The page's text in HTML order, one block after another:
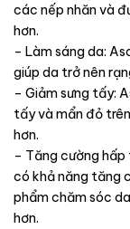
các nếp nhăn và
hơn.
– Làm sáng da:
giúp da trở nên
– Giảm sưng tấy:
tấy và mẩn đỏ
hơn.
– Tăng cường
có khả năng tăng
phẩm chăm sóc
hơn.